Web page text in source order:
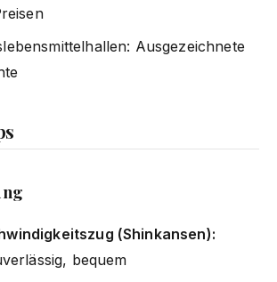
Ausgezeichnete
(Shinkansen):
bequem